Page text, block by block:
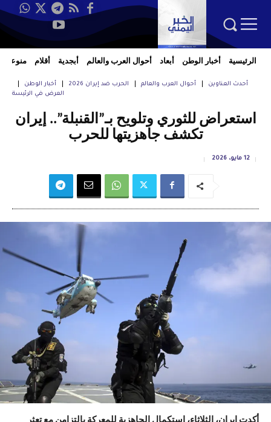
الرئيسية أخبار الوطن أبعاد أحوال العرب والعالم أبجدية أقلام منوعات
أحدث العناوين أحوال العرب والعالم الحرب ضد إيران 2026
أخبار الوطن
العرض في الرئيسة
استعراض للثوري وتلويح بـ”القنبلة”.. إيران
تكشف جاهزيتها للحرب
12 مايو، 2026